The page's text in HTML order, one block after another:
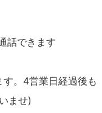
話できます
。4営業日経過後も
ませ)